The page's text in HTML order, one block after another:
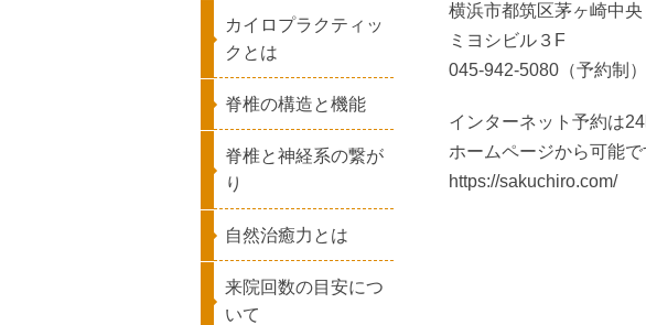
横浜市都筑区茅ヶ崎中央
ミヨシビル３F
045-942-5080（予約制）
インターネット予約は
ホームページから可能で
https://sakuchiro.com/
カイロプラクティッ
クとは
脊椎の構造と機能
脊椎と神経系の繋が
り
自然治癒力とは
来院回数の目安につ
いて